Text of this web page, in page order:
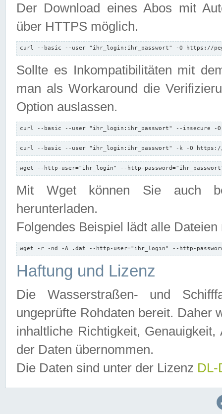
Der Download eines Abos mit
über HTTPS möglich.
curl --basic --user "ihr_login:ihr_passwort" -O https://
Sollte es Inkompatibilitäten mit
man als Workaround die
Option auslassen.
curl --basic --user "ihr_login:ihr_passwort" --insecure -
curl --basic --user "ihr_login:ihr_passwort" -k -O
wget --http-user="ihr_login" --http-
Mit Wget können Sie auch
herunterladen.
Folgendes Beispiel lädt alle
wget -r -nd -A .dat --http-user="ihr_login" --http-
Haftung und Lizenz
Die Wasserstraßen- und
ungeprüfte Rohdaten bereit. Daher
inhaltliche Richtigkeit,
der Daten übernommen.
Die Daten sind unter der Lizenz